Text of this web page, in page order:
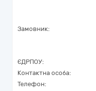
Замовник:
ЄДРПОУ:
Контактна особа:
Телефон: